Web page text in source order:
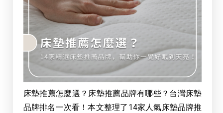
床墊推薦怎麼選？床墊推薦品牌有哪些？台灣床墊
品牌排名一次看！本文整理了14家人氣床墊品牌推